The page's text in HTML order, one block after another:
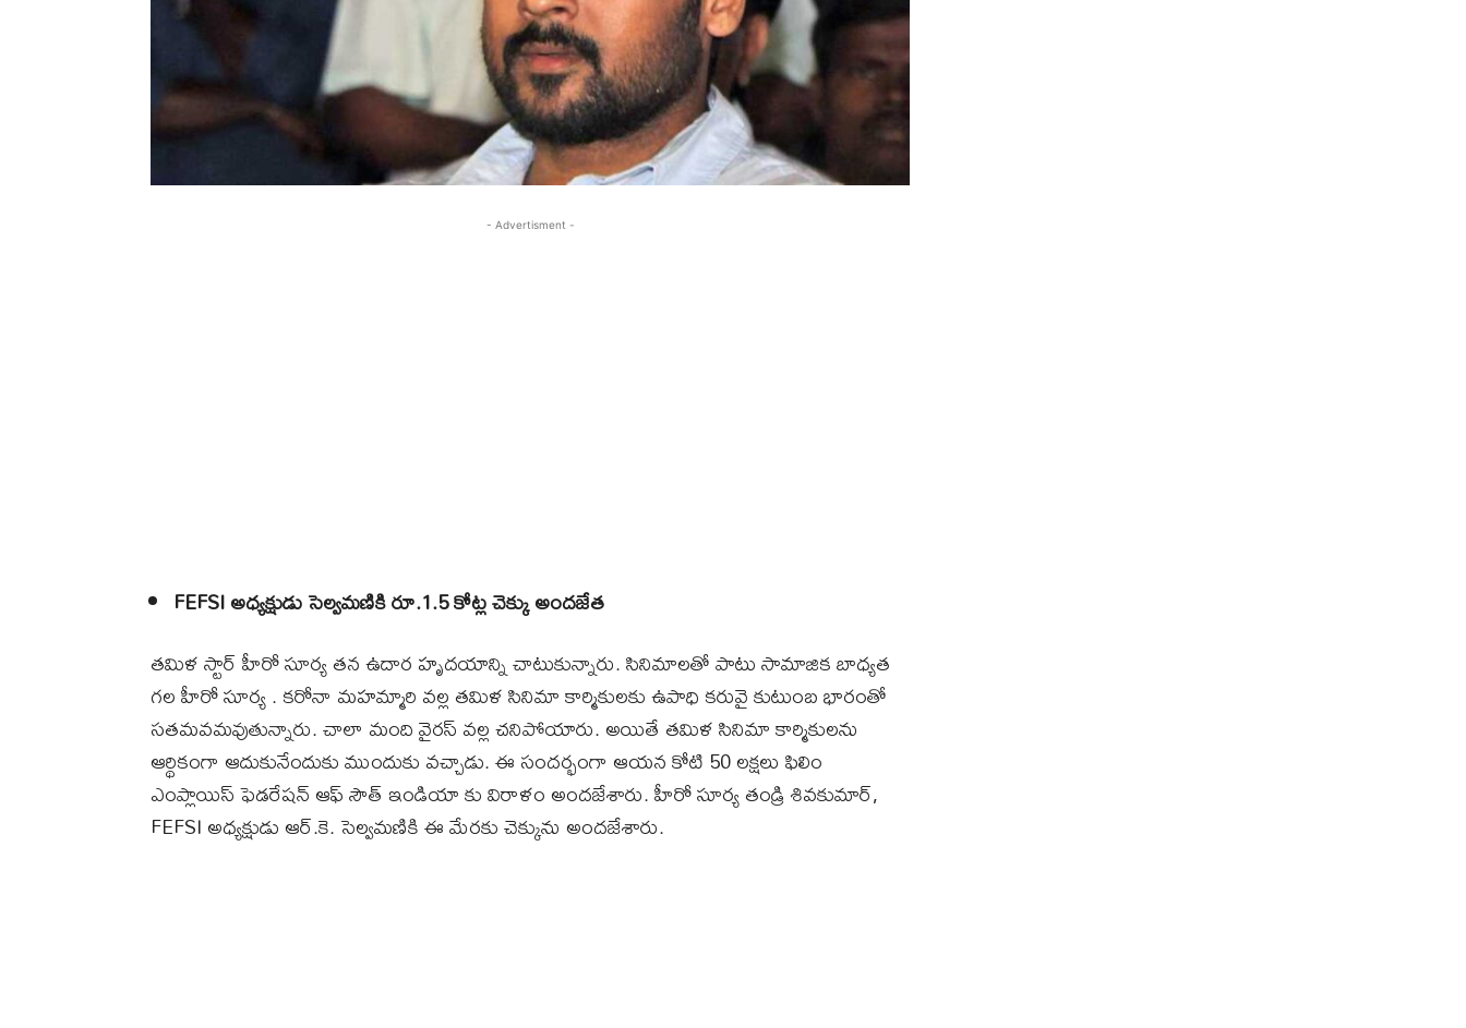
- Advertisment -
FEFSI అధ్యక్షుడు సెల్వమణికి రూ.1.5 కోట్ల చెక్కు అందజేత
తమిళ స్టార్‌ హీరో సూర్య తన ఉదార హృదయాన్ని చాటుకున్నారు. సినిమాలతో పాటు సామాజిక బాధ్యత
గల హీరో సూర్య . కరోనా మహమ్మారి వల్ల తమిళ సినిమా కార్మికులకు ఉపాధి కరువై కుటుంబ భారంతో
సతమవమవుతున్నారు. చాలా మంది వైరస్ వల్ల చనిపోయారు. అయితే తమిళ సినిమా కార్మికులను
ఆర్థికంగా ఆదుకునేందుకు ముందుకు వచ్చాడు. ఈ సందర్భంగా ఆయన కోటి 50 లక్షలు ఫిలిం
ఎంప్లాయిస్‌ ఫెడరేషన్‌ ఆఫ్‌ సౌత్‌ ఇండియా కు విరాళం అందజేశారు. హీరో సూర్య తండ్రి శివకుమార్‌,
FEFSI అధ్యక్షుడు ఆర్‌.కె. సెల్వమణికి ఈ మేరకు చెక్కును అందజేశారు.